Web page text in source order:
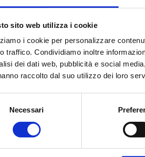
sito web utilizza i cookie
i cookie per personalizzare
traffico. Condividiamo inoltre
dei dati web, pubblicità e social
raccolto dal suo utilizzo dei loro
Necessari